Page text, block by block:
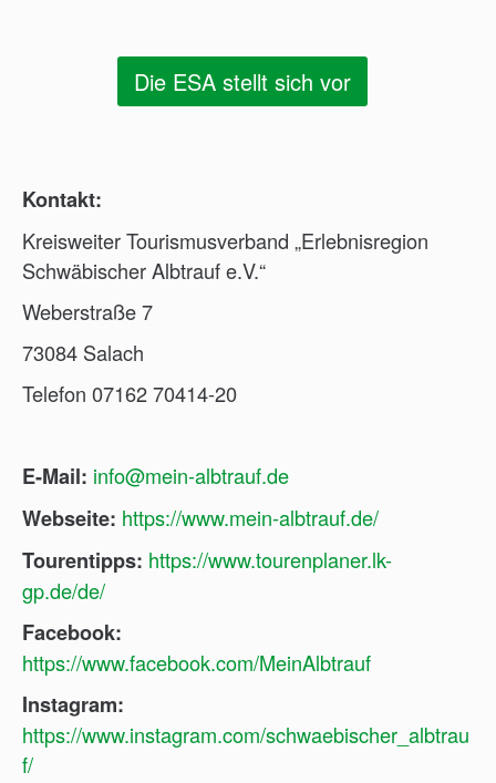
Die ESA stellt sich vor
Kontakt:
Kreisweiter Tourismusverband „Erlebnisregion
Schwäbischer Albtrauf e.V.“
Weberstraße 7
73084 Salach
Telefon 07162 70414-20
E-Mail: info@mein-albtrauf.de
Webseite: https://www.mein-albtrauf.de/
Tourentipps: https://www.tourenplaner.lk-
gp.de/de/
Facebook:
https://www.facebook.com/MeinAlbtrauf
Instagram:
https://www.instagram.com/schwaebischer_albtrau
f/